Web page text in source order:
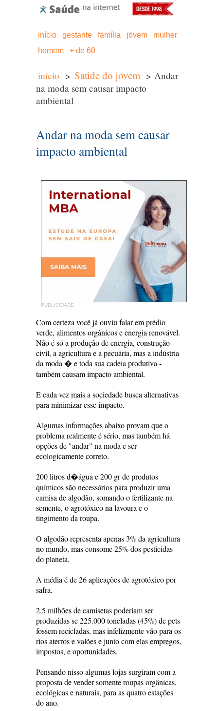
início gestante família jovem
mulher
homem
+ de 60
início > Saúde do jovem > Andar
na moda sem causar impacto
ambiental
Andar na moda sem causar
impacto ambiental
PUBLICIDADE
Com certeza você já ouviu falar em prédio
verde, alimentos orgânicos e energia renovável.
Não é só a produção de energia, construção
civil, a agricultura e a pecuária, mas a indústria
da moda � e toda sua cadeia produtiva -
também causam impacto ambiental.
E cada vez mais a sociedade busca alternativas
para minimizar esse impacto.
Algumas informações abaixo provam que o
problema realmente é sério, mas também há
opções de "andar" na moda e ser
ecologicamente correto.
200 litros d�água e 200 gr de produtos
químicos são necessários para produzir uma
camisa de algodão, somando o fertilizante na
semente, o agrotóxico na lavoura e o
tingimento da roupa.
O algodão representa apenas 3% da agricultura
no mundo, mas consome 25% dos pesticidas
do planeta.
A média é de 26 aplicações de agrotóxico por
safra.
2,5 milhões de camisetas poderiam ser
produzidas se 225.000 toneladas (45%) de pets
fossem recicladas, mas infelizmente vão para os
rios aterros e valões e junto com elas empregos,
impostos, e oportunidades.
Pensando nisso algumas lojas surgiram com a
proposta de vender somente roupas orgânicas,
ecológicas e naturais, para as quatro estações
do ano.